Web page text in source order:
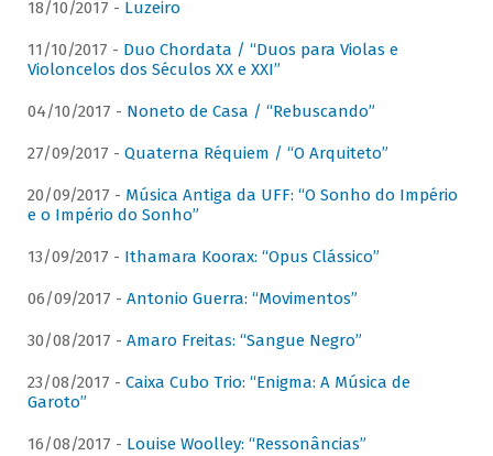
18/10/2017 - Luzeiro
11/10/2017 - Duo Chordata / “Duos para Violas e
Violoncelos dos Séculos XX e XXI”
04/10/2017 - Noneto de Casa / “Rebuscando”
27/09/2017 - Quaterna Réquiem / “O Arquiteto”
20/09/2017 - Música Antiga da UFF: “O Sonho do Império
e o Império do Sonho”
13/09/2017 - Ithamara Koorax: “Opus Clássico”
06/09/2017 - Antonio Guerra: “Movimentos”
30/08/2017 - Amaro Freitas: “Sangue Negro”
23/08/2017 - Caixa Cubo Trio: “Enigma: A Música de
Garoto”
16/08/2017 - Louise Woolley: “Ressonâncias”